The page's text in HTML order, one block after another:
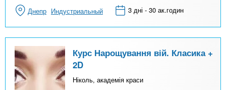
Днепр Индустриальный 3 дні - 30 ак.годин
Курс Нарощування вій. Класика +
2D
Ніколь, академія краси